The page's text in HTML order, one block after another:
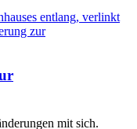
mit sich.